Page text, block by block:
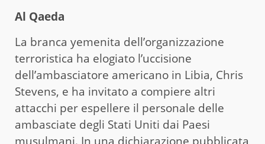
Al Qaeda
La branca yemenita dell’organizzazione
terroristica ha elogiato l’uccisione
dell’ambasciatore americano in Libia, Chris
Stevens, e ha invitato a compiere altri
attacchi per espellere il personale delle
ambasciate degli Stati Uniti dai Paesi